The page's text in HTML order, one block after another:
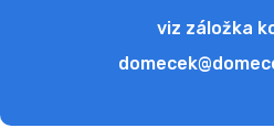
viz záložka